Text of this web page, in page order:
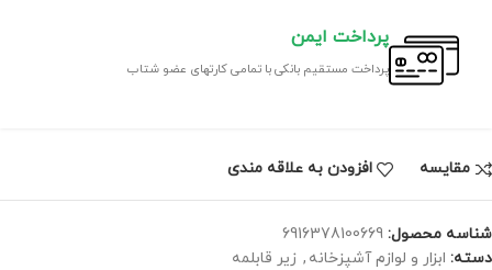
پرداخت ایمن
پرداخت مستقیم بانکی با تمامی کارتهای عضو شتاب
مقايسه افزودن به علاقه مندی
شناسه محصول: 6916378100669
دسته: ابزار و لوازم آشپزخانه , زیر قابلمه